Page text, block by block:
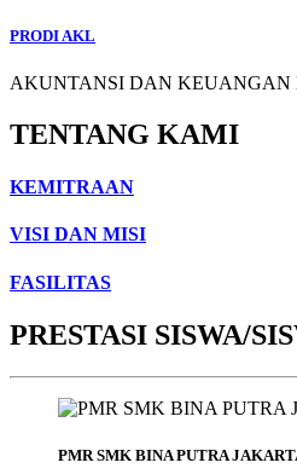
PRODI AKL
AKUNTANSI DAN KEUANGAN
TENTANG KAMI
KEMITRAAN
VISI DAN MISI
FASILITAS
PRESTASI SISWA/
PMR SMK BINA PUTRA